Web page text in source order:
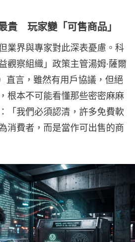
貴 玩家變「可售商品」
業界與專家對此深表憂慮。科
觀察組織」政策主管湯姆·薩爾
直言，雖然有用戶協議，但絕
根本不可能看懂那些密密麻麻
「我們必須認清，許多免費軟
消費者，而是當作可出售的商